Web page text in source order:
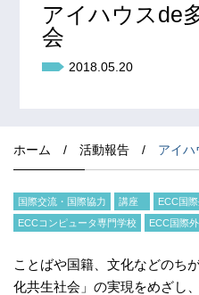
アイハウスde
会
2018.05.20
ホーム / 活動報告 / アイハ
国際交流・国際協力 講座
ECC国
ECCコンピュータ専門学校
ECC国際
ことばや国籍、文化などのち
化共生社会」の実現をめざし